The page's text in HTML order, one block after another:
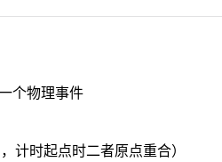
个物理事件
计时起点时二者原点重合）